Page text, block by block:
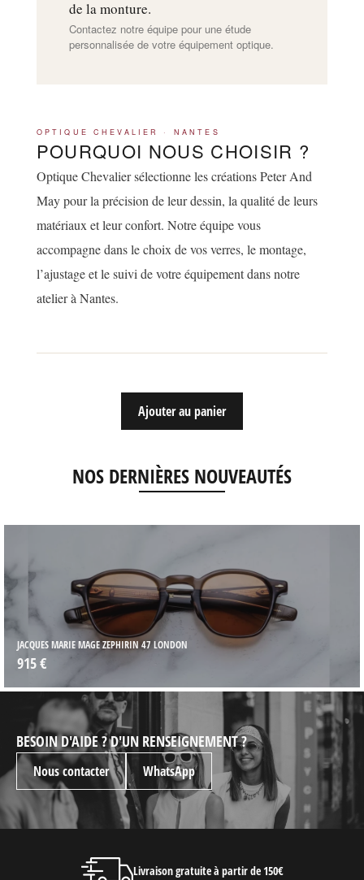
de la monture.
Contactez notre équipe pour une étude
personnalisée de votre équipement optique.
OPTIQUE CHEVALIER · NANTES
POURQUOI NOUS CHOISIR ?
Optique Chevalier sélectionne les créations Peter And
May pour la précision de leur dessin, la qualité de leurs
matériaux et leur confort. Notre équipe vous
accompagne dans le choix de vos verres, le montage,
l’ajustage et le suivi de votre équipement dans notre
atelier à Nantes.
Ajouter au panier
NOS DERNIÈRES NOUVEAUTÉS
JACQUES MARIE MAGE ZEPHIRIN AEGEN
915 €
BESOIN D'AIDE ? D'UN RENSEIGNEMENT ?
Nous contacter WhatsApp
Livraison gratuite à partir de 150€